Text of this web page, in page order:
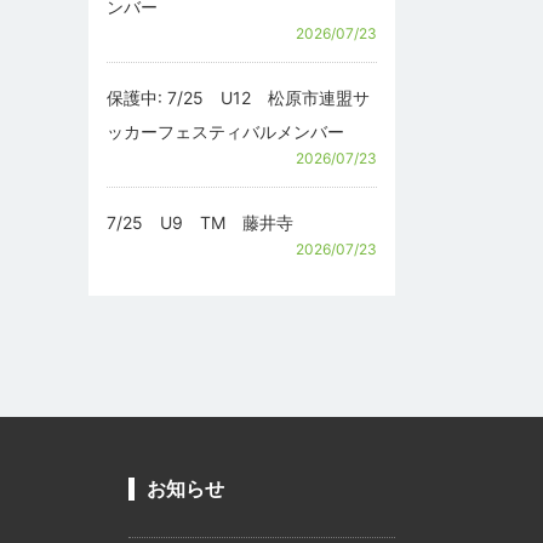
ンバー
2026/07/23
保護中: 7/25 U12 松原市連盟サ
ッカーフェスティバルメンバー
2026/07/23
7/25 U9 TM 藤井寺
2026/07/23
お知らせ